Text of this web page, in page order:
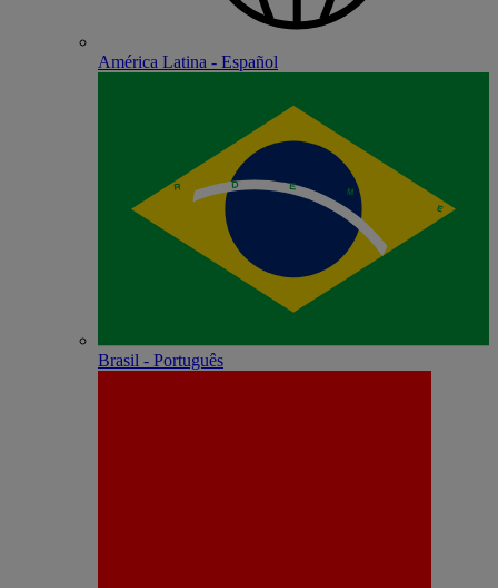
América Latina - Español
Brasil - Português